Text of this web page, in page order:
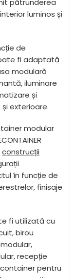
pătrunderea
luminos și
de
fi adaptată
modulară
iluminare
și
exterioare.
modular
construcții
în funcție de
finisaje
fi utilizată cu
birou
recepție
pentru